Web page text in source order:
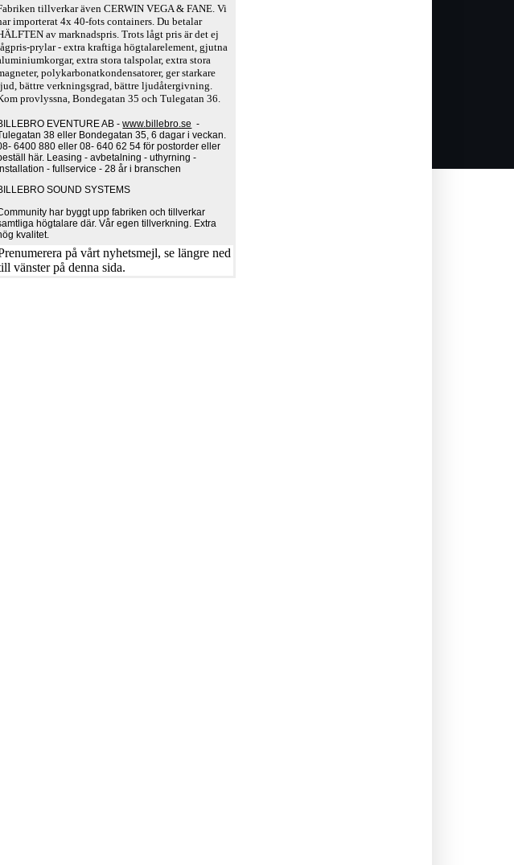
tillverkar även CERWIN VEGA & FANE. Vi
importerat 4x 40-fots containers. Du betalar
av marknadspris. Trots lågt pris är det ej
prylar - extra kraftiga högtalarelement, gjutna
extra stora talspolar, extra stora
polykarbonatkondensatorer, ger starkare
bättre verkningsgrad, bättre ljudåtergivning.
provlyssna, Bondegatan 35 och Tulegatan 36.
EVENTURE AB -www.billebro.se -
38 eller Bondegatan 35, 6 dagar i veckan.
6400 880 eller 08- 640 62 54 för postorder eller
här. Leasing - avbetalning - uthyrning -
- fullservice - 28 år i branschen
SOUND SYSTEMS
har byggt upp fabriken och tillverkar
högtalare där. Vår egen tillverkning. Extra
kvalitet.
på vårt nyhetsmejl, se längre ned
vänster på denna sida.